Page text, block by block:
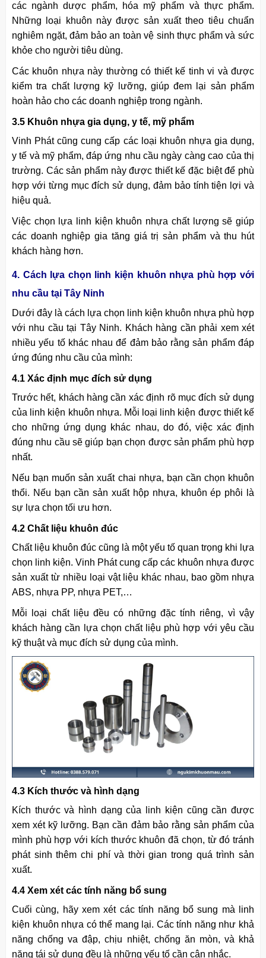
các ngành dược phẩm, hóa mỹ phẩm và thực phẩm.
Những loại khuôn này được sản xuất theo tiêu chuẩn
nghiêm ngặt, đảm bảo an toàn vệ sinh thực phẩm và sức
khỏe cho người tiêu dùng.
Các khuôn nhựa này thường có thiết kế tinh vi và được
kiểm tra chất lượng kỹ lưỡng, giúp đem lại sản phẩm
hoàn hảo cho các doanh nghiệp trong ngành.
3.5 Khuôn nhựa gia dụng, y tế, mỹ phẩm
Vinh Phát cũng cung cấp các loại khuôn nhựa gia dụng,
y tế và mỹ phẩm, đáp ứng nhu cầu ngày càng cao của thị
trường. Các sản phẩm này được thiết kế đặc biệt để phù
hợp với từng mục đích sử dụng, đảm bảo tính tiện lợi và
hiệu quả.
Việc chọn lựa linh kiện khuôn nhựa chất lượng sẽ giúp
các doanh nghiệp gia tăng giá trị sản phẩm và thu hút
khách hàng hơn.
4. Cách lựa chọn linh kiện khuôn nhựa phù hợp với
nhu cầu tại Tây Ninh
Dưới đây là cách lựa chọn linh kiện khuôn nhựa phù hợp
với nhu cầu tại Tây Ninh. Khách hàng cần phải xem xét
nhiều yếu tố khác nhau để đảm bảo rằng sản phẩm đáp
ứng đúng nhu cầu của mình:
4.1 Xác định mục đích sử dụng
Trước hết, khách hàng cần xác định rõ mục đích sử dụng
của linh kiện khuôn nhựa. Mỗi loại linh kiện được thiết kế
cho những ứng dụng khác nhau, do đó, việc xác định
đúng nhu cầu sẽ giúp bạn chọn được sản phẩm phù hợp
nhất.
Nếu bạn muốn sản xuất chai nhựa, bạn cần chọn khuôn
thổi. Nếu bạn cần sản xuất hộp nhựa, khuôn ép phôi là
sự lựa chọn tối ưu hơn.
4.2 Chất liệu khuôn đúc
Chất liệu khuôn đúc cũng là một yếu tố quan trọng khi lựa
chọn linh kiện. Vinh Phát cung cấp các khuôn nhựa được
sản xuất từ nhiều loại vật liệu khác nhau, bao gồm nhựa
ABS, nhựa PP, nhựa PET,…
Mỗi loại chất liệu đều có những đặc tính riêng, vì vậy
khách hàng cần lựa chọn chất liệu phù hợp với yêu cầu
kỹ thuật và mục đích sử dụng của mình.
4.3 Kích thước và hình dạng
Kích thước và hình dạng của linh kiện cũng cần được
xem xét kỹ lưỡng. Bạn cần đảm bảo rằng sản phẩm của
mình phù hợp với kích thước khuôn đã chọn, từ đó tránh
phát sinh thêm chi phí và thời gian trong quá trình sản
xuất.
4.4 Xem xét các tính năng bổ sung
Cuối cùng, hãy xem xét các tính năng bổ sung mà linh
kiện khuôn nhựa có thể mang lại. Các tính năng như khả
năng chống va đập, chịu nhiệt, chống ăn mòn, và khả
năng tái sử dụng đều là những yếu tố cần cân nhắc.